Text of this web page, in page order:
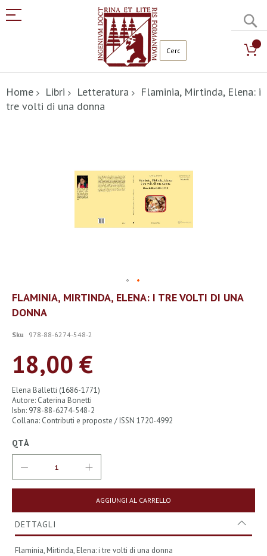
al
contenuto
Home Libri Letteratura
Flaminia, Mirtinda, Elena: i
tre volti di una donna
Vai
all'inizio
della
di
FLAMINIA, MIRTINDA, ELENA: I TRE VOLTI DI UNA
DONNA
Sku 978-88-6274-548-2
18,00 €
Elena Balletti (1686-1771)
Autore: Caterina Bonetti
Isbn: 978-88-6274-548-2
Collana: Contributi e proposte / ISSN 1720-4992
QTÀ
AGGIUNGI AL CARRELLO
DETTAGLI
Flaminia, Mirtinda, Elena: i tre volti di una donna